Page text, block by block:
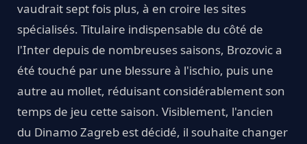
vaudrait sept fois plus, à en croire les sites
spécialisés. Titulaire indispensable du côté de
l'Inter depuis de nombreuses saisons, Brozovic a
été touché par une blessure à l'ischio, puis une
autre au mollet, réduisant considérablement son
temps de jeu cette saison. Visiblement, l'ancien
du Dinamo Zagreb est décidé, il souhaite changer